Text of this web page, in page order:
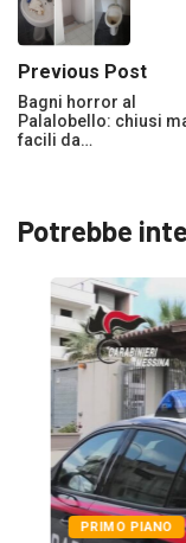
Previous Post
Bagni horror al
Palalobello: chiusi
facili da…
Potrebbe
PRIMO PIANO